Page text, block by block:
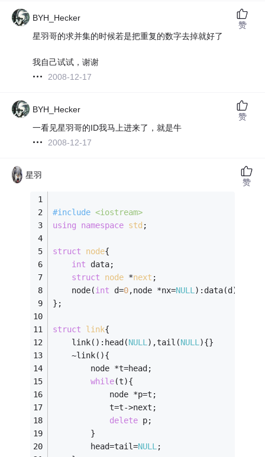
BYH_Hecker
星羽哥的求并集的时候若是把重复的数字去掉就好了
我自己试试，谢谢
2008-12-17
赞
BYH_Hecker
一看见星羽哥的ID我马上进来了，就是牛
2008-12-17
赞
星羽
#include <iostream>
using
namespace std ;
struct node{
int data;
struct
node *next ;
    node(
int d=0,node *nx=NULL
};
struct link{
    link():head(
NULL ),tail(NULL ){}
    ~link(){
        node *t=head;
while(t){
            node *p=t;
            t=t->next;
delete p;
        }
        head=tail=
NULL ;
赞